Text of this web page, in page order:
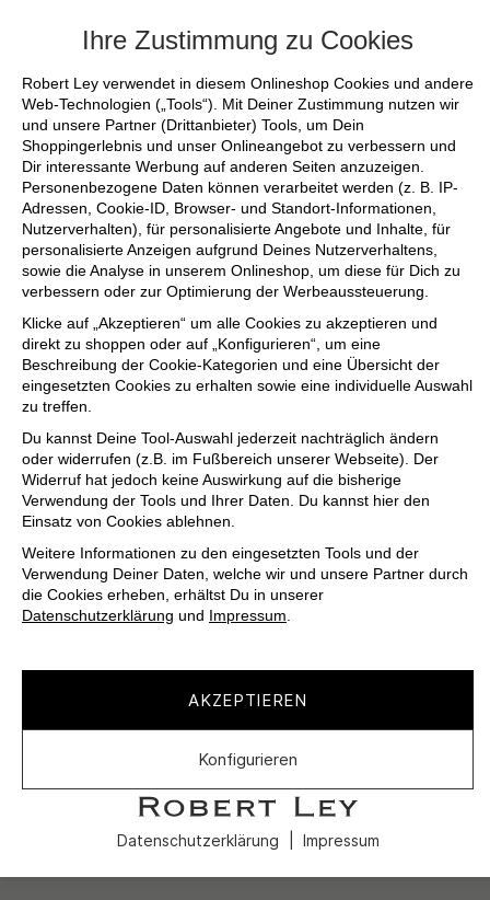
Ihre Zustimmung zu Cookies
Robert Ley verwendet in diesem Onlineshop Cookies und andere
Web-Technologien („Tools“). Mit Deiner Zustimmung nutzen wir
und unsere Partner (Drittanbieter) Tools, um Dein
Shoppingerlebnis und unser Onlineangebot zu verbessern und
Dir interessante Werbung auf anderen Seiten anzuzeigen.
Personenbezogene Daten können verarbeitet werden (z. B. IP-
Adressen, Cookie-ID, Browser- und Standort-Informationen,
Nutzerverhalten), für personalisierte Angebote und Inhalte, für
personalisierte Anzeigen aufgrund Deines Nutzerverhaltens,
sowie die Analyse in unserem Onlineshop, um diese für Dich zu
verbessern oder zur Optimierung der Werbeaussteuerung.
Klicke auf „Akzeptieren“ um alle Cookies zu akzeptieren und
direkt zu shoppen oder auf „Konfigurieren“, um eine
Beschreibung der Cookie-Kategorien und eine Übersicht der
eingesetzten Cookies zu erhalten sowie eine individuelle Auswahl
zu treffen.
Du kannst Deine Tool-Auswahl jederzeit nachträglich ändern
oder widerrufen (z.B. im Fußbereich unserer Webseite). Der
Widerruf hat jedoch keine Auswirkung auf die bisherige
Verwendung der Tools und Ihrer Daten. Du kannst hier den
Einsatz von Cookies ablehnen.
Weitere Informationen zu den eingesetzten Tools und der
Verwendung Deiner Daten, welche wir und unsere Partner durch
die Cookies erheben, erhältst Du in unserer
Datenschutzerklärung und Impressum.
AKZEPTIEREN
Konfigurieren
Datenschutzerklärung Impressum